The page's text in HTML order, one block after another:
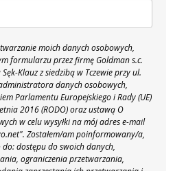
moich danych osobowych,
formularzu przez firmę Goldman s.c.
Klauz z siedzibą w Tczewie przy ul.
danych osobowych,
Parlamentu Europejskiego i Rady (UE)
2016 (RODO) oraz ustawą O
w celu wysyłki na mój adres e-mail
Zostałem/am poinformowany/a,
do: dostępu do swoich danych,
ograniczenia przetwarzania,